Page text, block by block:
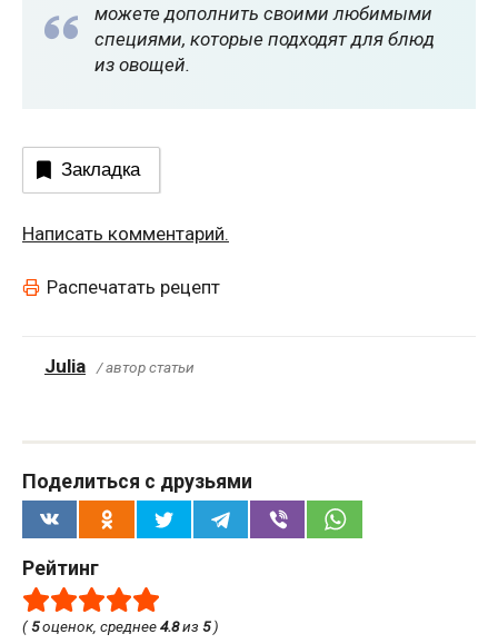
можете дополнить своими любимыми
специями, которые подходят для блюд
из овощей.
Закладка
Написать комментарий.
Распечатать рецепт
Julia / автор статьи
Поделиться с друзьями
Рейтинг
(5оценок, среднее4.8из 5)